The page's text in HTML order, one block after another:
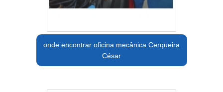
onde encontrar oficina mecânica Cerqueira
César